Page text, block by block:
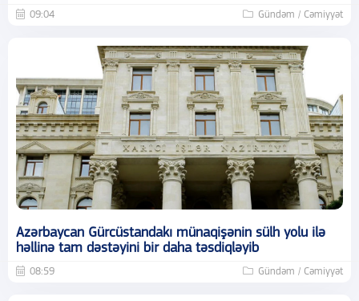
09:04 Gündəm / Cəmiyyət
Azərbaycan Gürcüstandakı münaqişənin sülh yolu ilə
həllinə tam dəstəyini bir daha təsdiqləyib
08:59 Gündəm / Cəmiyyət